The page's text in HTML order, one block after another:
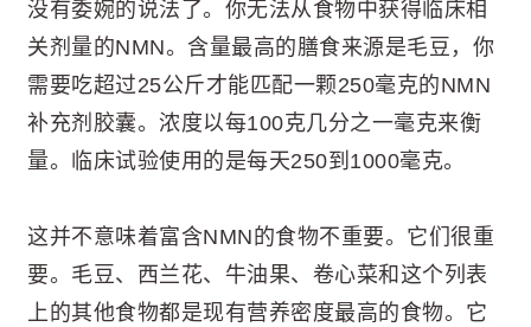
没有委婉的说法了。你无法从食物中获得临床相
关剂量的NMN。含量最高的膳食来源是毛豆，你
需要吃超过25公斤才能匹配一颗250毫克的NMN
补充剂胶囊。浓度以每100克几分之一毫克来衡
量。临床试验使用的是每天250到1000毫克。
这并不意味着富含NMN的食物不重要。它们很重
要。毛豆、西兰花、牛油果、卷心菜和这个列表
上的其他食物都是现有营养密度最高的食物。它